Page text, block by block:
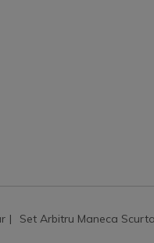
Set Arbitru Maneca Scurta